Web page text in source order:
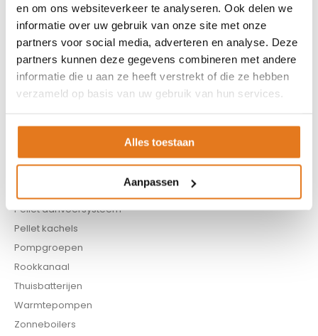
en om ons websiteverkeer te analyseren. Ook delen we
informatie over uw gebruik van onze site met onze
partners voor social media, adverteren en analyse. Deze
partners kunnen deze gegevens combineren met andere
informatie die u aan ze heeft verstrekt of die ze hebben
verzameld op basis van uw gebruik van hun services.
Alles toestaan
Aanpassen
Biomassa ketels
Boilers
Buffervaten
Controllers
Hoge temperatuur warmtepomp
Pellet aanvoersysteem
Pellet kachels
Pompgroepen
Rookkanaal
Thuisbatterijen
Warmtepompen
Zonneboilers